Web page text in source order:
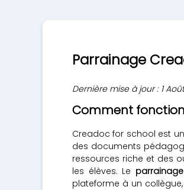
Parrainage
Dernière mise à jour : 1
Comment
Creadoc for school est
des documents
ressources riche et des
les élèves. Le
plateforme à un